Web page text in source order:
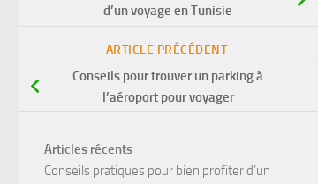
d’un voyage en Tunisie
ARTICLE PRÉCÉDENT
Conseils pour trouver un parking à
l’aéroport pour voyager
Articles récents
Conseils pratiques pour bien profiter d’un